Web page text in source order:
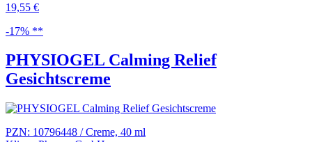
19,55 €
-17% **
PHYSIOGEL Calming Relief
Gesichtscreme
PZN: 10796448 / Creme, 40 ml